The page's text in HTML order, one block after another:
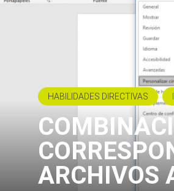
HABILIDADES DIRECTIVAS
ARCHIVOS